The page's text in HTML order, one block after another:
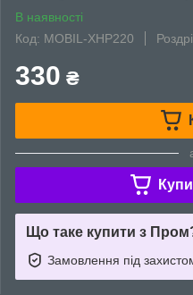
В наявності
Код: MOBIL-XHP220
330 ₴
Що таке купити з
Замовлення під